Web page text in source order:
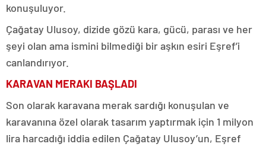
konuşuluyor.
Çağatay Ulusoy, dizide gözü kara, gücü, parası ve her
şeyi olan ama ismini bilmediği bir aşkın esiri Eşref’i
canlandırıyor.
KARAVAN MERAKI BAŞLADI
Son olarak karavana merak sardığı konuşulan ve
karavanına özel olarak tasarım yaptırmak için 1 milyon
lira harcadığı iddia edilen Çağatay Ulusoy’un, Eşref